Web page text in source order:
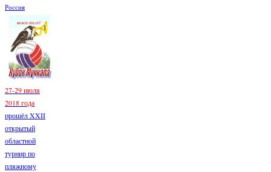
Россия
27-29 июля
2018 года
прошёл XXII
открытый
областной
турнир по
пляжному